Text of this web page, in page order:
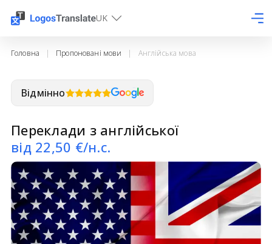
UK
Головна | Пропоновані мови | Англійська мова
Відмінно
Переклади з англійської
від 22,50 €/н.с.